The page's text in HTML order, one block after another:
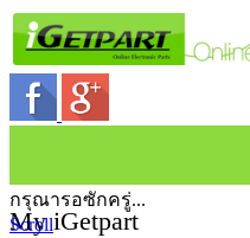
My iGetpart
กรุณารอซักครู่...
Scroll